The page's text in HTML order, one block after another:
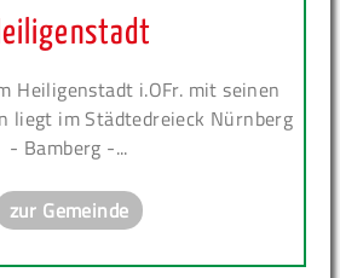
Heiligenstadt i.OFr. mit seinen
liegt im Städtedreieck Nürnberg
- Bamberg -...
zur Gemeinde